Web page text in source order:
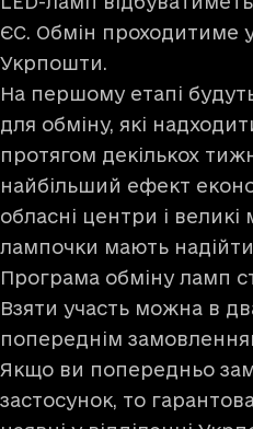
ЄС. Обмін проходитиме
Укрпошти.
На першому етапі
для обміну, які
протягом декількох
найбільший ефект
обласні центри і великі
лампочки мають
Програма обміну ламп
Взяти участь можна в
попереднім
Якщо ви попередньо
застосунок, то